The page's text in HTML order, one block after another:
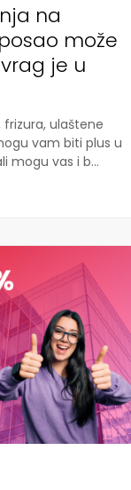
na
može
je u
ulaštene
vam biti plus u
mogu vas i b...